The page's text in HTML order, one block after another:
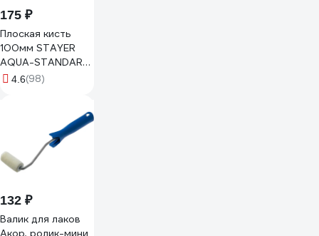
175 ₽
Плоская кисть
100мм STAYER
AQUA-STANDARD
01032-100
4.6(98)
132 ₽
Валик для лаков
Акор, ролик-мини